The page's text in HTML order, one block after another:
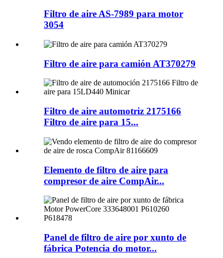
Filtro de aire AS-7989 para motor
3054
Filtro de aire para camión AT370279
Filtro de aire automotriz 2175166
Filtro de aire para 15...
Elemento de filtro de aire para
compresor de aire CompAir...
Panel de filtro de aire por xunto de
fábrica Potencia do motor...